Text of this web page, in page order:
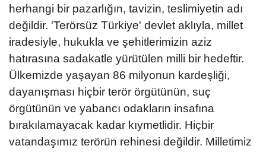
herhangi bir pazarlığın, tavizin, teslimiyetin adı
değildir. 'Terörsüz Türkiye' devlet aklıyla, millet
iradesiyle, hukukla ve şehitlerimizin aziz
hatırasına sadakatle yürütülen milli bir hedeftir.
Ülkemizde yaşayan 86 milyonun kardeşliği,
dayanışması hiçbir terör örgütünün, suç
örgütünün ve yabancı odakların insafına
bırakılamayacak kadar kıymetlidir. Hiçbir
vatandaşımız terörün rehinesi değildir. Milletimiz